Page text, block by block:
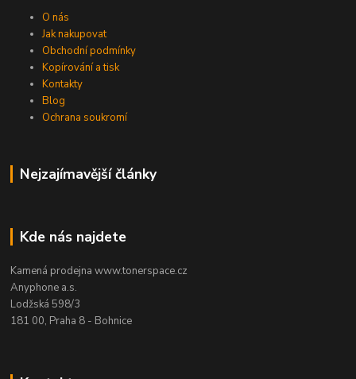
O nás
Jak nakupovat
Obchodní podmínky
Kopírování a tisk
Kontakty
Blog
Ochrana soukromí
Nejzajímavější články
Kde nás najdete
Kamená prodejna www.tonerspace.cz
Anyphone a.s.
Lodžská 598/3
181 00, Praha 8 - Bohnice